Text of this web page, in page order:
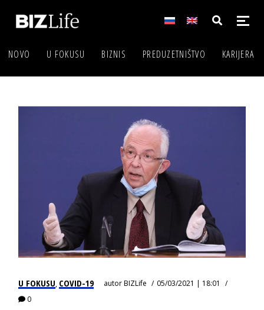
NOVO U FOKUSU BIZNIS PREDUZETNIŠTVO KARIJERA
U FOKUSU, COVID-19 autorBIZLife
05/03/2021 | 18:01
0